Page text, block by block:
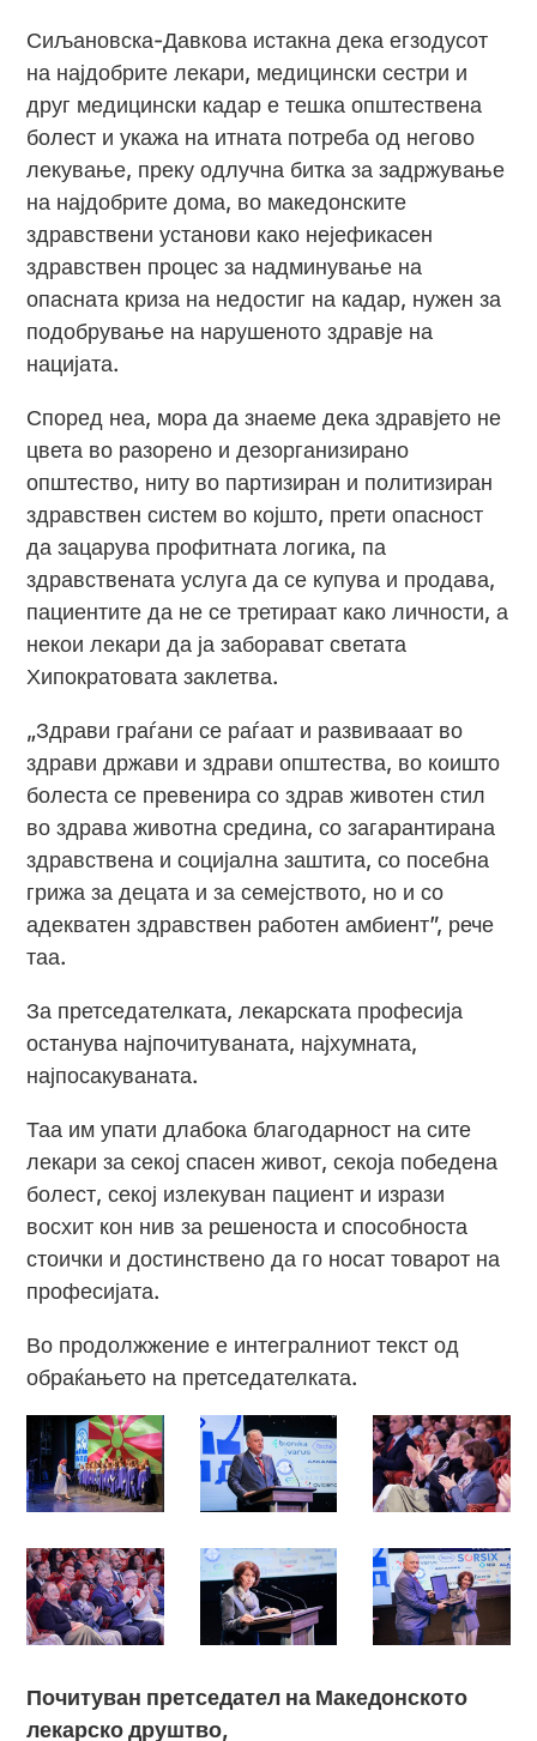
Сиљановска-Давкова истакна дека егзодусот
на најдобрите лекари, медицински сестри и
друг медицински кадар е тешка општествена
болест и укажа на итната потреба од негово
лекување, преку одлучна битка за задржување
на најдобрите дома, во македонските
здравствени установи како нејефикасен
здравствен процес за надминување на
опасната криза на недостиг на кадар, нужен за
подобрување на нарушеното здравје на
нацијата.
Според неа, мора да знаеме дека здравјето не
цвета во разорено и дезорганизирано
општество, ниту во партизиран и политизиран
здравствен систем во којшто, прети опасност
да зацарува профитната логика, па
здравствената услуга да се купува и продава,
пациентите да не се третираат како личности, а
некои лекари да ја заборават светата
Хипократовата заклетва.
„Здрави граѓани се раѓаат и развивааат во
здрави држави и здрави општества, во коишто
болеста се превенира со здрав животен стил
во здрава животна средина, со загарантирана
здравствена и социјална заштита, со посебна
грижа за децата и за семејството, но и со
адекватен здравствен работен амбиент”, рече
таа.
За претседателката, лекарската професија
останува најпочитуваната, најхумната,
најпосакуваната.
Таа им упати длабока благодарност на сите
лекари за секој спасен живот, секоја победена
болест, секој излекуван пациент и изрази
восхит кон нив за решеноста и способноста
стоички и достинствено да го носат товарот на
професијата.
Во продолжжение е интегралниот текст од
обраќањето на претседателката.
Почитуван претседател на Македонското
лекарско друштво,